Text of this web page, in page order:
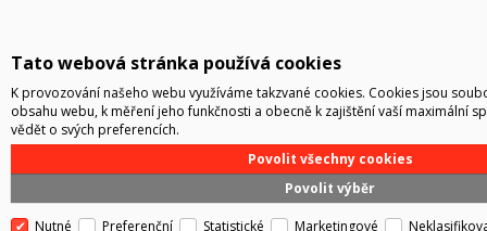
Tato webová stránka používá cookies
K provozování našeho webu využíváme takzvané cookies. Cookies jsou
obsahu webu, k měření jeho funkčnosti a obecně k zajištění vaší maximální
vědět o svých preferencích.
Povolit výběr
Povolit všechny cookies
Nutné Preferenční Statistické Marketingové